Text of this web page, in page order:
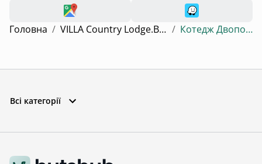
Головна / VILLA Country Lodge.Вілла для відпочинку / Котедж Двоповерхова вілла
Всі категорії